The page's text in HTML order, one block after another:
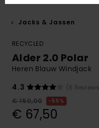
Jacks & Jassen
RECYCLED
Alder 2.0 Polar
Heren Blauw Windjack
4.3
(6
€ 150,00
55%
€ 67,50